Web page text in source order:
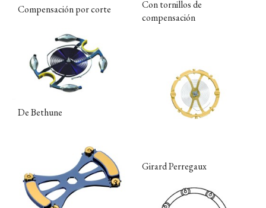
Compensación por corte
Con tornillos de
compensación
De Bethune
Girard Perregaux